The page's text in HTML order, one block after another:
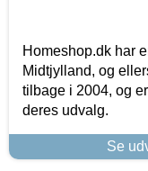
Homeshop.dk har
Midtjylland, og
tilbage i 2004, og
deres udvalg.
Se